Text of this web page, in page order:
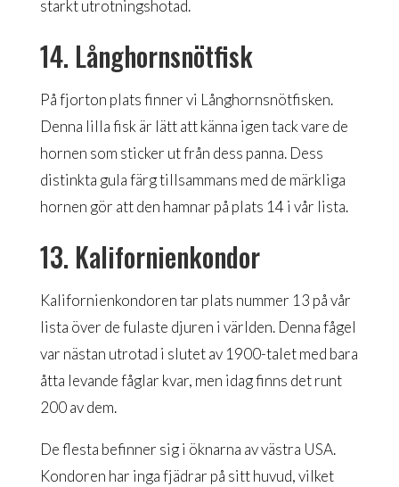
starkt utrotningshotad.
14. Långhornsnötfisk
På fjorton plats finner vi Långhornsnötfisken.
Denna lilla fisk är lätt att känna igen tack vare de
hornen som sticker ut från dess panna. Dess
distinkta gula färg tillsammans med de märkliga
hornen gör att den hamnar på plats 14 i vår lista.
13. Kalifornienkondor
Kalifornienkondoren tar plats nummer 13 på vår
lista över de fulaste djuren i världen. Denna fågel
var nästan utrotad i slutet av 1900-talet med bara
åtta levande fåglar kvar, men idag finns det runt
200 av dem.
De flesta befinner sig i öknarna av västra USA.
Kondoren har inga fjädrar på sitt huvud, vilket